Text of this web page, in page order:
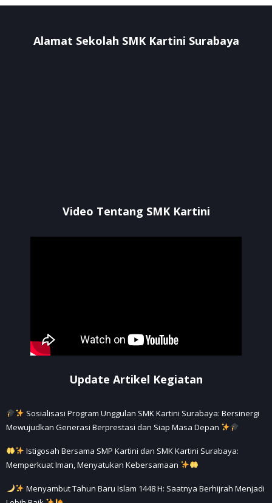
Alamat Sekolah SMK Kartini Surabaya
Video Tentang SMK Kartini
Update Artikel Kegiatan
Sosialisasi Program Unggulan SMK Kartini Surabaya: Bersinergi
Mewujudkan Generasi Berprestasi dan Siap Masa Depan
Istigosah Bersama SMP Kartini dan SMK Kartini Surabaya:
Memperkuat Iman, Menyatukan Kebersamaan
Menyambut Tahun Baru Islam 1448 H: Saatnya Berhijrah Menjadi